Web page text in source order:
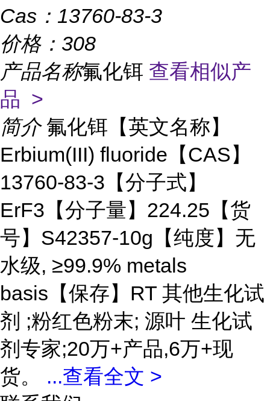
Cas： 13760-83-3
价格： 308
产品名称氟化铒 查看相似产
品 >
简介 氟化铒【英文名称】
Erbium(III) fluoride【CAS】
13760-83-3【分子式】
ErF3【分子量】224.25【货
号】S42357-10g【纯度】无
水级, ≥99.9% metals
basis【保存】RT 其他生化试
剂 ;粉红色粉末; 源叶 生化试
剂专家;20万+产品,6万+现
货。 ...查看全文 >